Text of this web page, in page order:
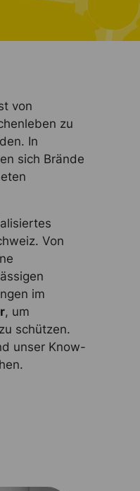
von
zu
In
sich Brände
Von
im
, um
schützen.
unser Know-